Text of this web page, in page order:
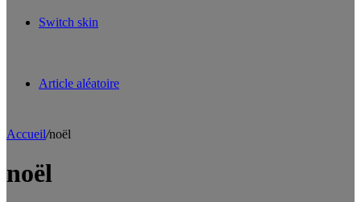
Switch skin
Article aléatoire
Accueil/noël
noël